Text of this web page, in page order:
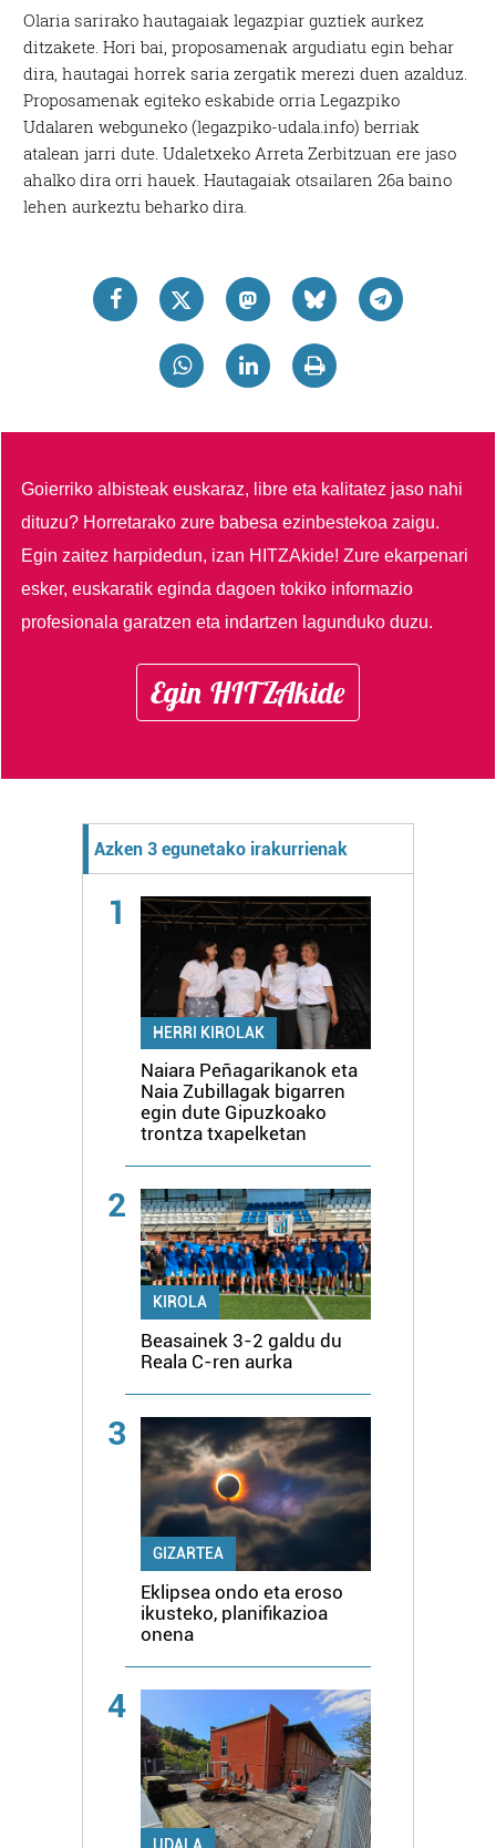
Olaria sarirako hautagaiak legazpiar guztiek aurkez
ditzakete. Hori bai, proposamenak argudiatu egin behar
dira, hautagai horrek saria zergatik merezi duen azalduz.
Proposamenak egiteko eskabide orria Legazpiko
Udalaren webguneko (legazpiko-udala.info) berriak
atalean jarri dute. Udaletxeko Arreta Zerbitzuan ere jaso
ahalko dira orri hauek. Hautagaiak otsailaren 26a baino
lehen aurkeztu beharko dira.
Goierriko albisteak euskaraz, libre eta kalitatez jaso nahi
dituzu? Horretarako zure babesa ezinbestekoa zaigu.
Egin zaitez harpidedun, izan HITZAkide!Zure ekarpenari
esker, euskaratik eginda dagoen tokiko informazio
profesionala garatzen eta indartzen lagunduko duzu.
Egin HITZAkide
Azken 3 egunetako irakurrienak
1
HERRI KIROLAK
Naiara Peñagarikanok eta
Naia Zubillagak bigarren
egin dute Gipuzkoako
trontza txapelketan
2
KIROLA
Beasainek 3-2 galdu du
Reala C-ren aurka
3
GIZARTEA
Eklipsea ondo eta eroso
ikusteko, planifikazioa
onena
4